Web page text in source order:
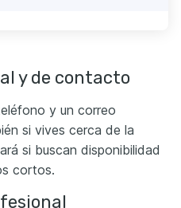
y de contacto
y un correo
si vives cerca de la
si buscan disponibilidad
cortos.